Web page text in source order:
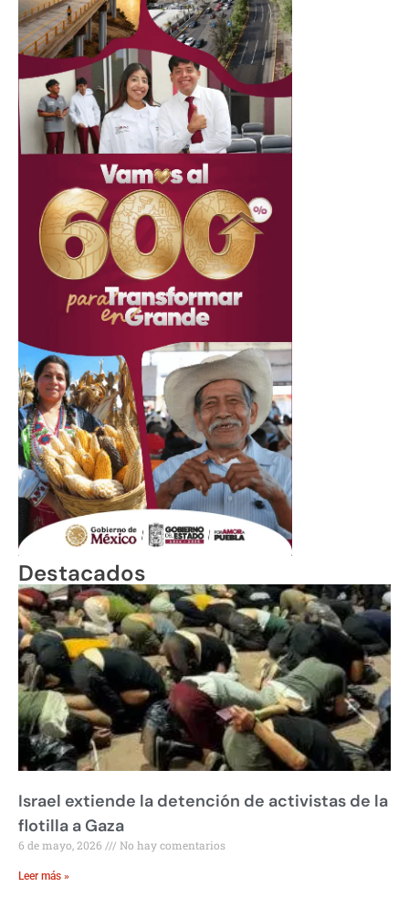
Destacados
Israel extiende la detención de activistas de la
flotilla a Gaza
6 de mayo, 2026 No hay comentarios
Leer más »